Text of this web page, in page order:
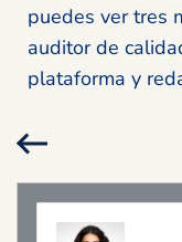
puedes ver tres
auditor de
plataforma y